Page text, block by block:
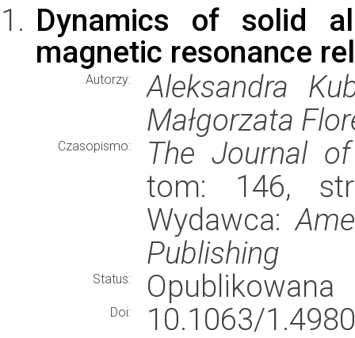
Dynamics of solid
magnetic resonance
Autorzy:
Aleksandra
Małgorzata
Czasopismo:
The Journal
tom: 146,
Wydawca:
Publishing
Status: Opublikowana
Doi: 10.1063/